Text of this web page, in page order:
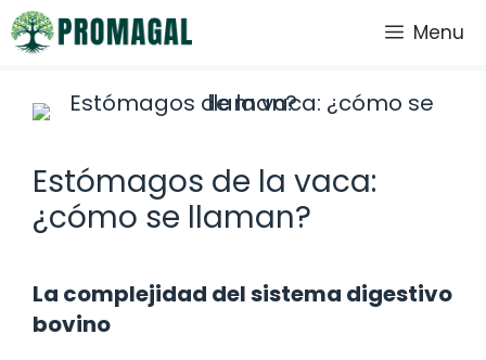
Saltar
al
Menu
Estómagos de la vaca:
¿cómo se llaman?
La complejidad del sistema digestivo
bovino